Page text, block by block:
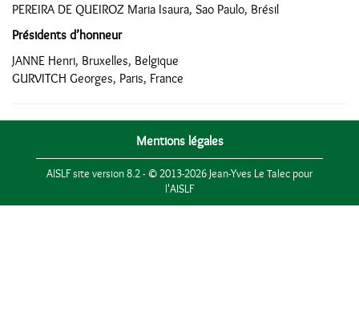
PEREIRA DE QUEIROZ Maria Isaura, Sao Paulo, Brésil
Présidents d’honneur
JANNE Henri, Bruxelles, Belgique
GURVITCH Georges, Paris, France
Mentions légales
AISLF site version 8.2 - © 2013-2026 Jean-Yves Le Talec pour
l'AISLF